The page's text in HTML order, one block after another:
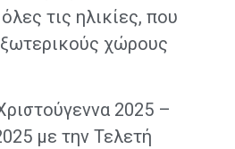
τις ηλικίες, που
χώρους
2025 –
με την Τελετή